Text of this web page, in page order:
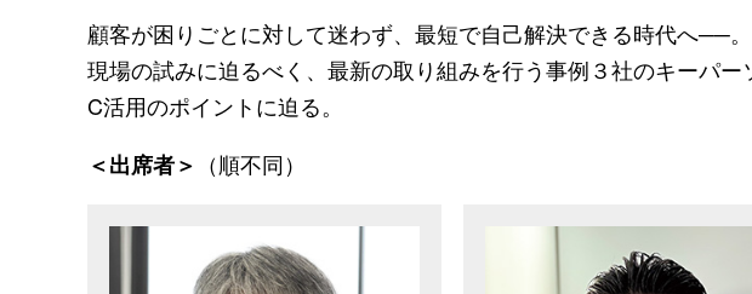
顧客が困りごとに対して迷わず、最短で自己解決できる時代へ──
現場の試みに迫るべく、最新の取り組みを行う事例３社のキーパ
C活用のポイントに迫る。
＜出席者＞ （順不同）